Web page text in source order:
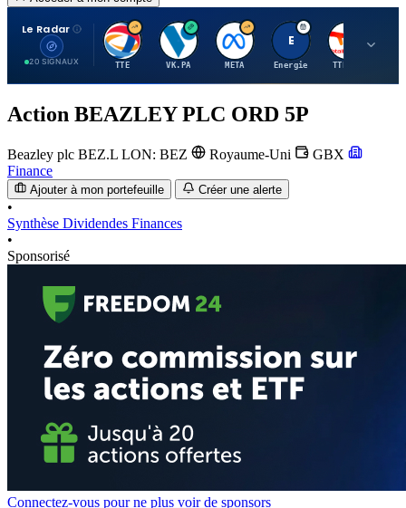
Le Radar
20 SIGNAUX
T
TTE
V
VK.PA
M
META
E
Energie
T
TTE.PA
Action BEAZLEY PLC ORD 5P
Beazley plc BEZ.L LON: BEZ Royaume-Uni
GBX
Finance
Ajouter à mon portefeuille Créer une alerte
•
Synthèse Dividendes Finances
•
Sponsorisé
Connectez-vous pour ne plus voir de sponsors